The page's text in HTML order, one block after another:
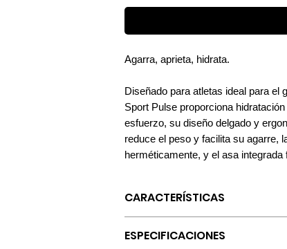
Agarra, aprieta, hidrata.
Diseñado para atletas ideal para el
Sport Pulse proporciona
esfuerzo, su diseño delgado y
reduce el peso y facilita su agarre,
herméticamente, y el asa integrada
CARACTERÍSTICAS
El aislamiento Tri-layer™ combina
ESPECIFICACIONES